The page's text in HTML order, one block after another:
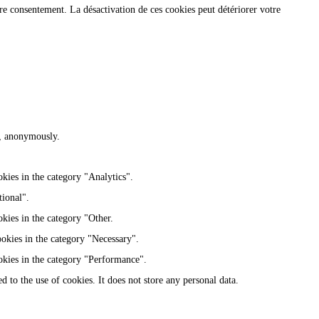
consentement. La désactivation de ces cookies peut détériorer votre
anonymously.
in the category "Analytics".
in the category "Other.
in the category "Necessary".
in the category "Performance".
to the use of cookies. It does not store any personal data.